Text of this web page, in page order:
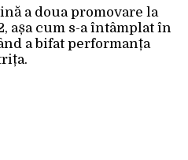
a doua promovare la
așa cum s-a întâmplat în
a bifat performanța